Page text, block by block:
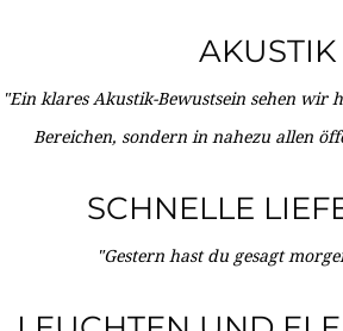
AKUSTIK
"Ein klares Akustik-Bewustsein sehen wir
Bereichen, sondern in nahezu allen
SCHNELLE
"Gestern hast du gesagt